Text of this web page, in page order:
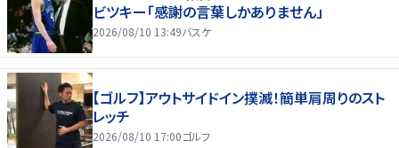
ビツキー「感謝の言葉しかありません」
2026/08/10 13:49バスケ
【ゴルフ】アウトサイドイン撲滅！簡単肩周りのスト
レッチ
2026/08/10 17:00ゴルフ